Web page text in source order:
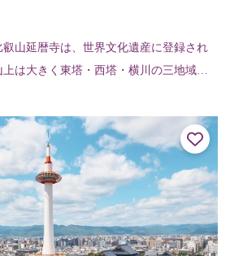
山延暦寺は、世界文化遺産に登録され
は大きく東塔・西塔・横川の三地域に